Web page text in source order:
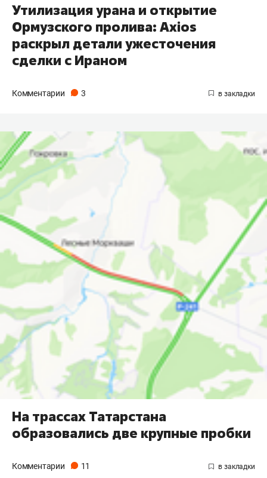
Утилизация урана и открытие
Ормузского пролива: Axios
раскрыл детали ужесточения
сделки с Ираном
Комментарии 3
На трассах Татарстана
образовались две крупные пробки
Комментарии 11